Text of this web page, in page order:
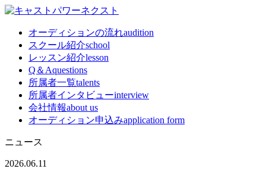
オーディションの流れaudition
スクール紹介school
レッスン紹介lesson
Q＆Aquestions
所属者一覧talents
所属者インタビューinterview
会社情報about us
オーディション申込みapplication form
ニュース
2026.06.11